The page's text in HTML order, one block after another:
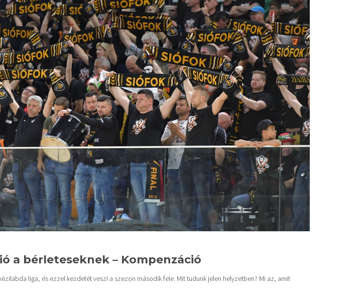
a bérleteseknek – Kompenzáció
liga, és ezzel kezdetét veszi a szezon második fele. Mit tudunk jelen helyzetben? Mi az, amit